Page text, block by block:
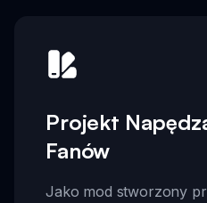
Projekt
Fanów
Jako mod stworzony